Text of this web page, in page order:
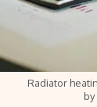
Radiator